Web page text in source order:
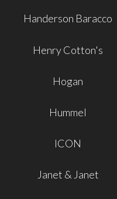
Handerson Baracco
Henry Cotton's
Hogan
Hummel
ICON
Janet & Janet